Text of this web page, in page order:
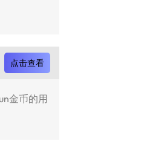
点击查看
金币的用